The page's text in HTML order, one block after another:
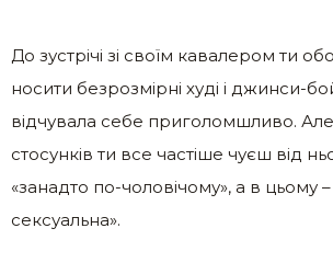
До зустрічі зі своїм кавалером ти
носити безрозмірні худі і джинси-
відчувала себе приголомшливо.
стосунків ти все частіше чуєш від
«занадто по-чоловічому», а в цьому
сексуальна».